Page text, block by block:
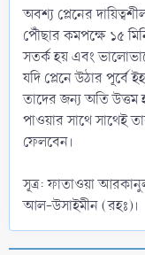
অবশ্য প্লেনের
পৌঁছার কমপক্ষে ১৫
সতর্ক হয় এবং
যদি প্লেনে উঠার
তাদের জন্য অতি উত্তম
পাওয়ার সাথে সাথেই
ফেলবেন।
সূত্র: ফাতাওয়া
আল-উসাইমীন (রহঃ)।